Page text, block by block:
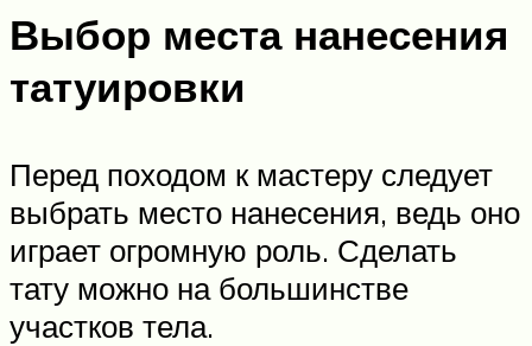
Выбор места нанесения
татуировки
Перед походом к мастеру следует
выбрать место нанесения, ведь оно
играет огромную роль. Сделать
тату можно на большинстве
участков тела.